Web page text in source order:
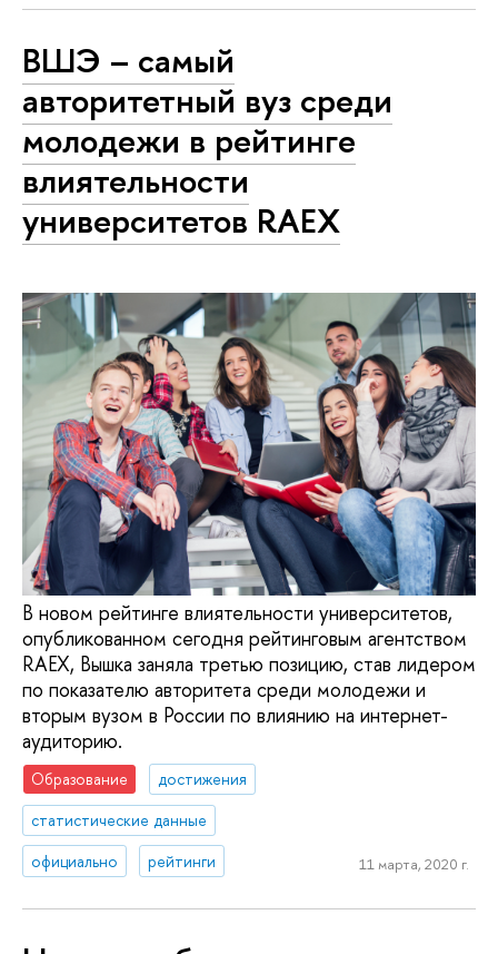
ВШЭ – самый
авторитетный вуз среди
молодежи в рейтинге
влиятельности
университетов RAEX
В новом рейтинге влиятельности университетов,
опубликованном сегодня рейтинговым агентством
RAEX, Вышка заняла третью позицию, став лидером
по показателю авторитета среди молодежи и
вторым вузом в России по влиянию на интернет-
аудиторию.
Образование
достижения
статистические данные
официально
рейтинги 11 марта, 2020 г.